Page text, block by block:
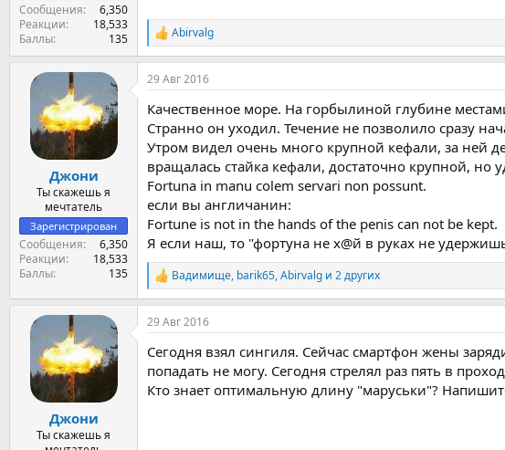
Сообщения
6,350
Реакции
18,533
Баллы
135
Р
е
а
к
и
и
:
Abirvalg
Джони
Ты скажешь я
мечтатель
Зарегистрирован
Сообщения
6,350
Реакции
18,533
Баллы
135
29 Авг 2016
Качественное море. На горбылиной глубине
Странно он уходил. Течение не позволило сразу
Утром видел очень много крупной кефали, за ней
вращалась стайка кефали, достаточно крупной, но
Fortuna in manu colem servari non possunt.
если вы англичанин:
Fortune is not in the hands of the penis can not be kept.
Я если наш, то "фортуна не х@й в руках не
Р
е
а
к
и
и
:
Вадимище, barik65,Abirvalg и 2 других
Джони
Ты скажешь я
29 Авг 2016
Сегодня взял сингиля. Сейчас смартфон жены
попадать не могу. Сегодня стрелял раз пять в
Кто знает оптимальную длину "маруськи"?